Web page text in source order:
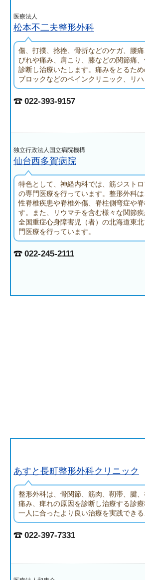
医療法人
松本不二夫整形外科
傷、打撲、捻挫、骨折などのケガ、腰
びれや痛み、肩こり、膝などの関節痛
診断し治療いたします。痛みをとるた
ブロックなどのペインクリニック、リ
022-393-9157
独立行政法人国立病院機構
仙台西多賀病院
特色として、神経内科では、筋ジスト
の専門医療を行っています。整形外科
性脊椎疾患や脊椎外傷、脊柱側弯症や
す。また、リウマチを含む様々な関節
全国重症心身障害児（者）の北海道東
門医療を行っています。
022-245-2111
あすと長町整形外科クリニック
整形外科は、骨関節、筋肉、靭帯、腱
痛み、痺れの原因を診断し治療する診
一人に合ったより良い治療を実践でき
022-397-7331